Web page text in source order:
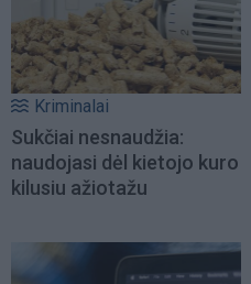
Kriminalai
Sukčiai nesnaudžia:
naudojasi dėl kietojo kuro
kilusiu ažiotažu